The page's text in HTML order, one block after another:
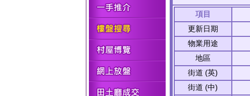
項目
更新日期
物業用途
地區
街道 (英)
街道 (中)